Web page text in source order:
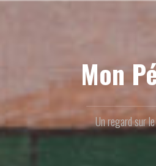
Mon
Un regard sur